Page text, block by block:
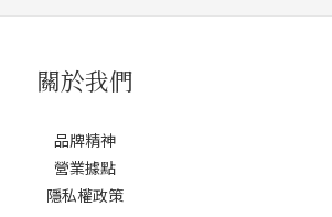
關於我們
品牌精神
營業據點
隱私權政策